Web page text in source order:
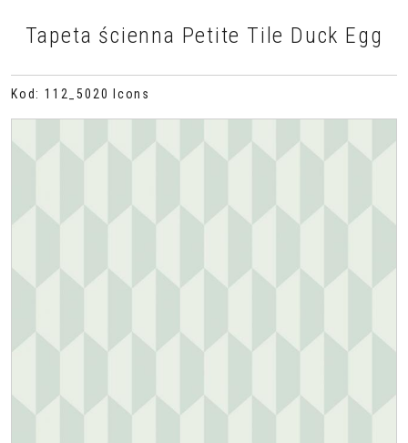
Tapeta ścienna Petite Tile Duck Egg
Kod : 112_5020 Icons